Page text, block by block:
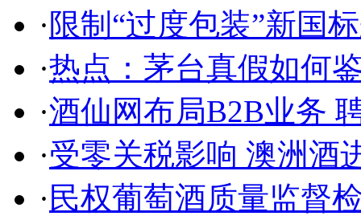
· 限制“过度包装”新国
·热点：茅台真假如何
·酒仙网布局B2B业务
·受零关税影响 澳洲酒
· 民权葡萄酒质量监督